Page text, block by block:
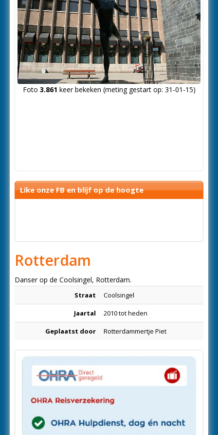
Foto 3.861 keer bekeken (meting gestart op: 31-01-15)
Like onze FB en blijf op de hoogte
Rotterdam
Danser op de Coolsingel, Rotterdam.
Straat Coolsingel
Jaartal 2010 tot heden
Geplaatst door Rotterdammertje Piet